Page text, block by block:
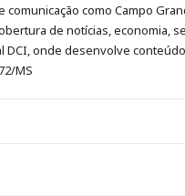
como Campo
de notícias, economia,
DCI, onde desenvolve
MS